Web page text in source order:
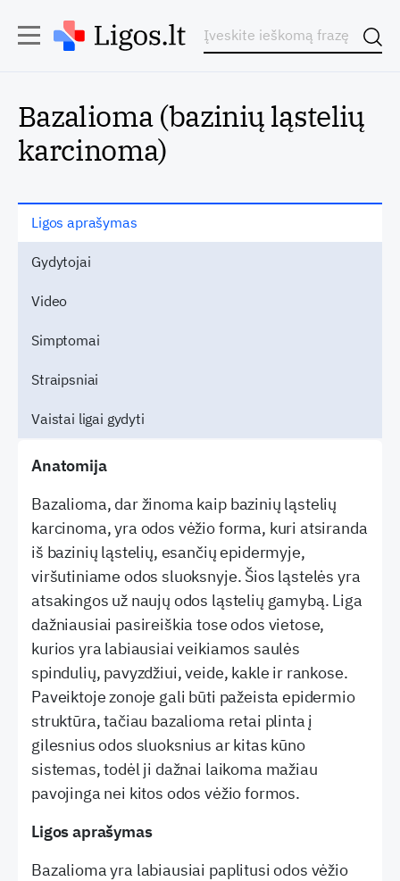
Bazalioma (bazinių ląstelių
karcinoma)
Ligos aprašymas
Gydytojai
Video
Simptomai
Straipsniai
Vaistai ligai gydyti
Anatomija
Bazalioma, dar žinoma kaip bazinių ląstelių
karcinoma, yra odos vėžio forma, kuri atsiranda
iš bazinių ląstelių, esančių epidermyje,
viršutiniame odos sluoksnyje. Šios ląstelės yra
atsakingos už naujų odos ląstelių gamybą. Liga
dažniausiai pasireiškia tose odos vietose,
kurios yra labiausiai veikiamos saulės
spindulių, pavyzdžiui, veide, kakle ir rankose.
Paveiktoje zonoje gali būti pažeista epidermio
struktūra, tačiau bazalioma retai plinta į
gilesnius odos sluoksnius ar kitas kūno
sistemas, todėl ji dažnai laikoma mažiau
pavojinga nei kitos odos vėžio formos.
Ligos aprašymas
Bazalioma yra labiausiai paplitusi odos vėžio